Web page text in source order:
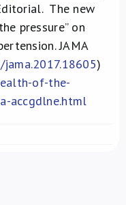
The new
pressure” on
JAMA
)
of-the-
accgdlne.html